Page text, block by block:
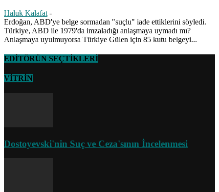
Haluk Kalafat -
Erdoğan, ABD'ye belge sormadan "suçlu" iade ettiklerini söyledi.
Türkiye, ABD ile 1979'da imzaladığı anlaşmaya uymadı mı?
Anlaşmaya uyulmuyorsa Türkiye Gülen için 85 kutu belgeyi...
EDİTÖRÜN SEÇTİKLERİ
VİTRİN
Dostoyevski'nin Suç ve Ceza'sının İncelenmesi